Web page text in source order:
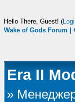
Hello There, Guest! (
Wake of Gods Forum
Era II
»